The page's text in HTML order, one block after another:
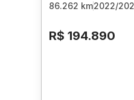
86.262 km2022/
R$ 194.890